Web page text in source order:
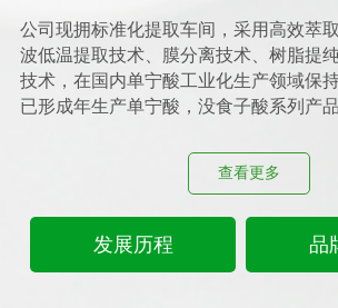
公司现拥标准化提取车间，采用高效萃
波低温提取技术、膜分离技术、树脂提
技术，在国内单宁酸工业化生产领域保
已形成年生产单宁酸，没食子酸系列产
查看更多
发展历程 品